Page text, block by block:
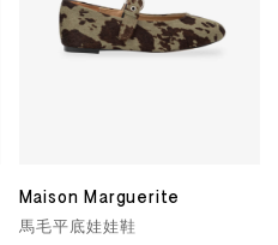
Maison Marguerite
馬毛平底娃娃鞋